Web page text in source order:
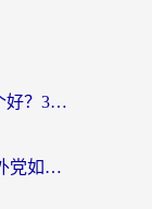
海外党必看：雷神手游和旋风哪个好？3分钟选对回国加速器，无缝刷国内剧玩游戏
斧牛和快塔TowerFast哪个好？海外党如何选对回国加速器